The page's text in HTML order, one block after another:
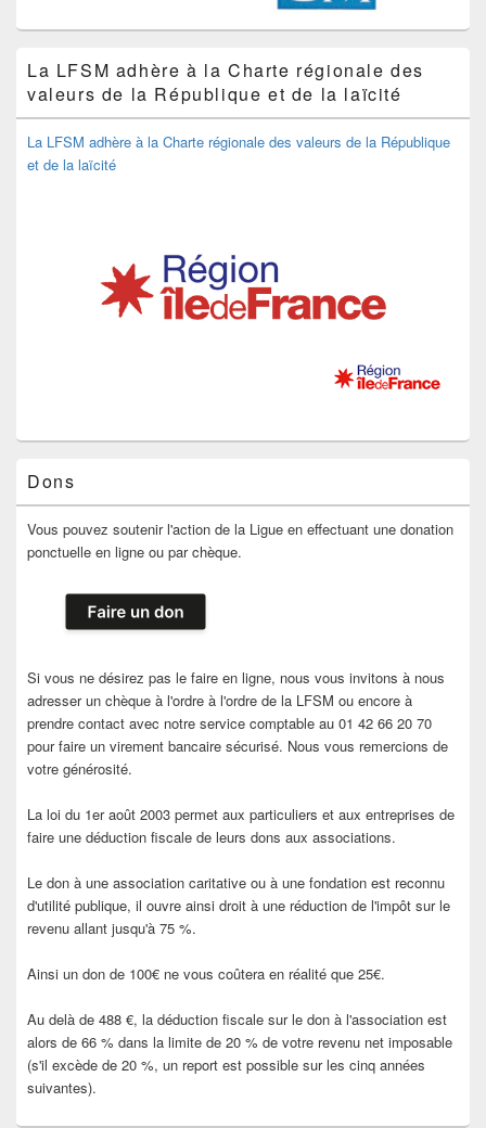
La LFSM adhère à la Charte régionale des
valeurs de la République et de la laïcité
La LFSM adhère à la Charte régionale des valeurs de la République
et de la laïcité
Dons
Vous pouvez soutenir l'action de la Ligue en effectuant une donation
ponctuelle en ligne ou par chèque.
Si vous ne désirez pas le faire en ligne, nous vous invitons à nous
adresser un chèque à l'ordre à l'ordre de la LFSM ou encore à
prendre contact avec notre service comptable au 01 42 66 20 70
pour faire un virement bancaire sécurisé. Nous vous remercions de
votre générosité.
La loi du 1er août 2003 permet aux particuliers et aux entreprises de
faire une déduction fiscale de leurs dons aux associations.
Le don à une association caritative ou à une fondation est reconnu
d'utilité publique, il ouvre ainsi droit à une réduction de l'impôt sur le
revenu allant jusqu'à 75 %.
Ainsi un don de 100€ ne vous coûtera en réalité que 25€.
Au delà de 488 €, la déduction fiscale sur le don à l'association est
alors de 66 % dans la limite de 20 % de votre revenu net imposable
(s'il excède de 20 %, un report est possible sur les cinq années
suivantes).